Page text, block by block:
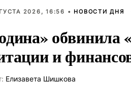
2026, 16:56 • НОВОСТИ ДНЯ
обвинила
и
Елизавета Шишкова